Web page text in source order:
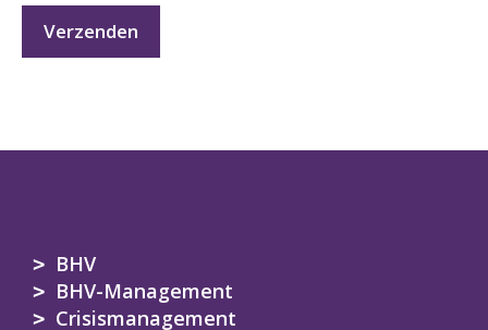
BHV
BHV-Management
Crisismanagement